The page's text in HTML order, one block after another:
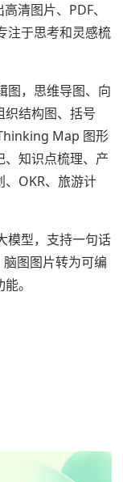
清图片、PDF、
注于思考和灵感梳
图，思维导图、向
织结构图、括号
Map 图形
知识点梳理、产
OKR、旅游计
模型，支持一句话
图图片转为可编
。